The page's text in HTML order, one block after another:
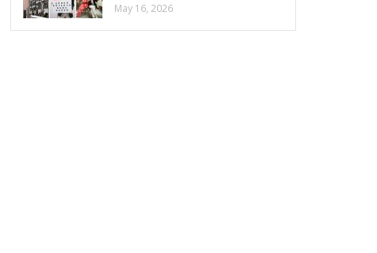
May 16, 2026